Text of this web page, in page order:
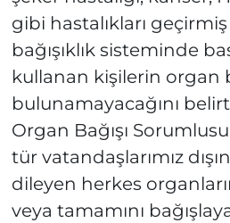
gibi hastalıkları
bağışıklık sisteminde
kullanan kişilerin organ
bulunamayacağını
Organ Bağışı
tür vatandaşlarımız
dileyen herkes
veya tamamını